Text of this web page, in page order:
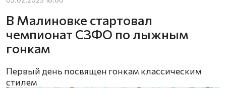
В Малиновке стартовал
чемпионат СЗФО по лыжным
гонкам
Первый день посвящен гонкам классическим
стилем